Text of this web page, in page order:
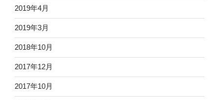
2019年4月
2019年3月
2018年10月
2017年12月
2017年10月